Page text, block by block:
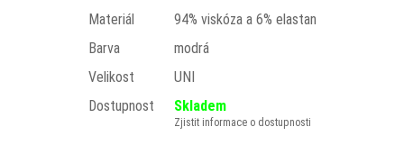
Materiál
94% viskóza a 6% elastan
Barva
modrá
Velikost
UNI
Dostupnost
Skladem
Zjistit informace o dostupnosti